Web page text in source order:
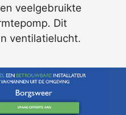
veelgebruikte
Dit
ventilatielucht.